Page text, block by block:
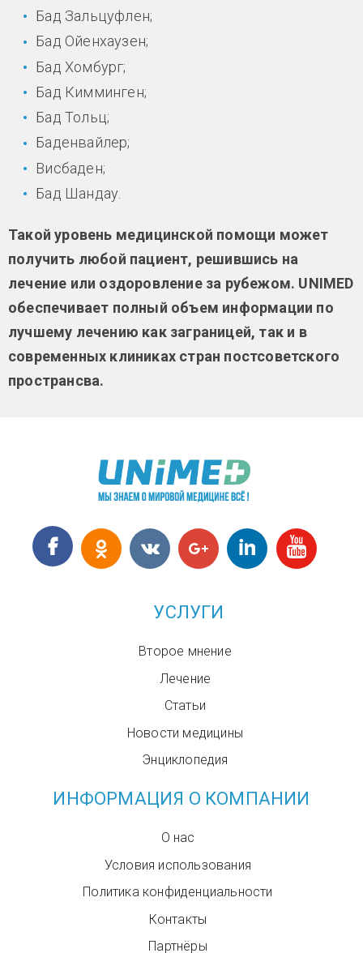
Бад Зальцуфлен;
Бад Ойенхаузен;
Бад Хомбург;
Бад Кимминген;
Бад Тольц;
Баденвайлер;
Висбаден;
Бад Шандау.
Такой уровень медицинской помощи может
получить любой пациент, решившись на
лечение или оздоровление за рубежом. UNIMED
обеспечивает полный объем информации по
лучшему лечению как заграницей, так и в
современных клиниках стран постсоветского
пространсва.
УСЛУГИ
Второе мнение
Лечение
Статьи
Новости медицины
Энциклопедия
ИНФОРМАЦИЯ О КОМПАНИИ
О нас
Условия использования
Политика конфиденциальности
Контакты
Партнёры